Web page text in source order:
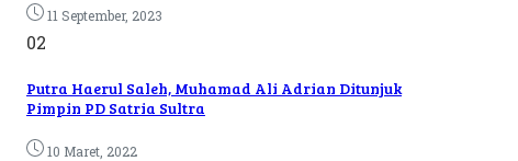
11 September, 2023
02
Putra Haerul Saleh, Muhamad Ali Adrian Ditunjuk
Pimpin PD Satria Sultra
10 Maret, 2022